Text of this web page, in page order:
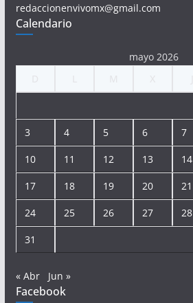
redaccionenvivomx@gmail.com
Calendario
mayo 2026
3 4 5 6 7
10 11 12 13 14
17 18 19 20 21
24 25 26 27 28
31
« Abr Jun »
Facebook